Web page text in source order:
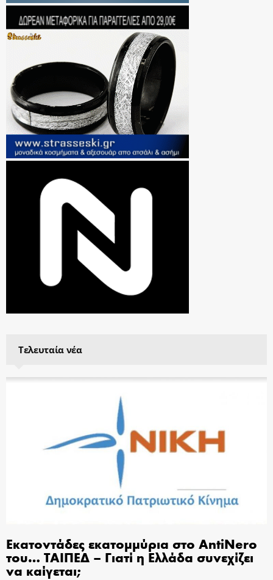
Τελευταία νέα
Εκατοντάδες εκατομμύρια στο AntiNero
του… ΤΑΙΠΕΔ – Γιατί η Ελλάδα συνεχίζει
να καίγεται;